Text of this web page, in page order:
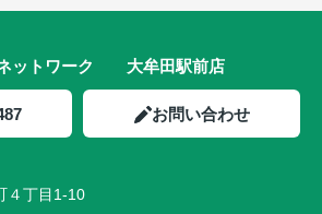
ットワーク 大牟田駅前店
お問い合わせ
４丁目1-10